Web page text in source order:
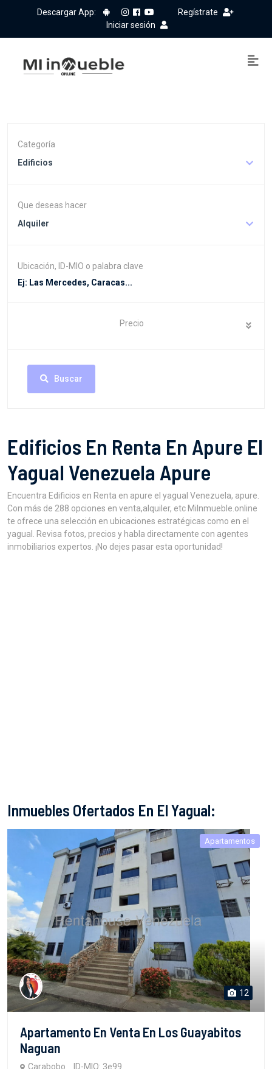
Descargar App:
Regístrate
Iniciar sesión
Categoría
Edificios
Que deseas hacer
Alquiler
Ubicación, ID-MIO o palabra clave
Precio
Buscar
Edificios En Renta En Apure El
Yagual Venezuela Apure
Encuentra Edificios en Renta en apure el yagual Venezuela, apure.
Con más de 288 opciones en venta,alquiler, etc MiInmueble.online
te ofrece una selección en ubicaciones estratégicas como en el
yagual. Revisa fotos, precios y habla directamente con agentes
inmobiliarios expertos. ¡No dejes pasar esta oportunidad!
Inmuebles Ofertados En El Yagual:
Apartamentos
12
Apartamento En Venta En Los Guayabitos
Naguan
Carabobo ID-MIO: 3e99